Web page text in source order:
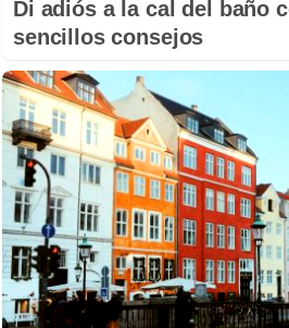
Di adiós a la cal del baño
sencillos consejos